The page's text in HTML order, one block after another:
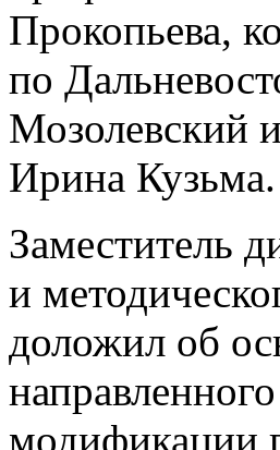
Прокопьева,
по
Мозолевский
Ирина Кузьма.
Заместитель
и
доложил об
модификации